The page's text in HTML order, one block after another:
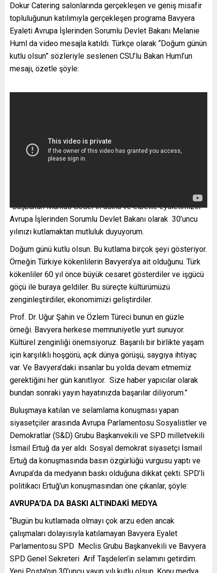
Dokur Catering salonlarında gerçekleşen ve geniş misafir
topluluğunun katılımıyla gerçekleşen programa Bavyera
Eyaleti Avrupa İşlerinden Sorumlu Devlet Bakanı Melanie
Huml da video mesajla katıldı. Türkçe olarak “Doğum günün
kutlu olsun” sözleriyle seslenen CSU’lu Bakan Huml’un
mesajı, özetle şöyle:
“Başbakan Markus Söder’in adına ve elbette eyaletimizin
Avrupa İşlerinden Sorumlu Devlet Bakanı olarak 30’uncu
yılınızı kutlamaktan mutluluk duyuyorum.
Doğum günü kutlu olsun. Bu kutlama birçok şeyi gösteriyor.
Örneğin Türkiye kökenlilerin Bavyera’ya ait olduğunu. Türk
kökenliler 60 yıl önce büyük cesaret gösterdiler ve işgücü
göçü ile buraya geldiler. Bu süreçte kültürümüzü
zenginleştirdiler, ekonomimizi geliştirdiler.
Prof. Dr. Uğur Şahin ve Özlem Türeci bunun en güzle
örneği. Bavyera herkese memnuniyetle yurt sunuyor.
Kültürel zenginliği önemsiyoruz. Başarılı bir birlikte yaşam
için karşılıklı hoşgörü, açık dünya görüşü, saygıya ihtiyaç
var. Ve Bavyera’daki insanlar bu yolda devam etmemiz
gerektiğini her gün kanıtlıyor. Size haber yapıcılar olarak
bundan sonraki yayın hayatınızda başarılar diliyorum.”
Buluşmaya katılan ve selamlama konuşması yapan
siyasetçiler arasında Avrupa Parlamentosu Sosyalistler ve
Demokratlar (S&D) Grubu Başkanvekili ve SPD milletvekili
İsmail Ertuğ da yer aldı. Sosyal demokrat siyasetçi İsmail
Ertuğ da konuşmasında basın özgürlüğü vurgusu yaptı ve
Avrupa’da da medyanın baskı olduğuna dikkat çekti. SPD’li
politikacı Ertuğ’un konuşmasından öne çıkanlar, şöyle:
AVRUPA’DA DA BASKI ALTINDAKİ MEDYA
“Bugün bu kutlamada olmayı çok arzu eden ancak
çalışmaları dolayısıyla katılamayan Bavyera Eyalet
Parlamentosu SPD Meclis Grubu Başkanvekili ve Bavyera
SPD Genel Sekreteri Arif Taşdelen’in selamını getirdim.